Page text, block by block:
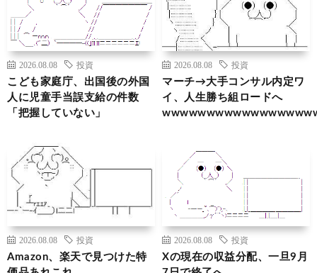
2026.08.08 投資
こども家庭庁、出国後の外国
人に児童手当誤支給の件数
「把握していない」
2026.08.08 投資
マーチ→大手コンサル内定ワ
イ、人生勝ち組ロードへ
2026.08.08 投資
Amazon、楽天で見つけた特
2026.08.08 投資
Xの現在の収益分配、一旦9月